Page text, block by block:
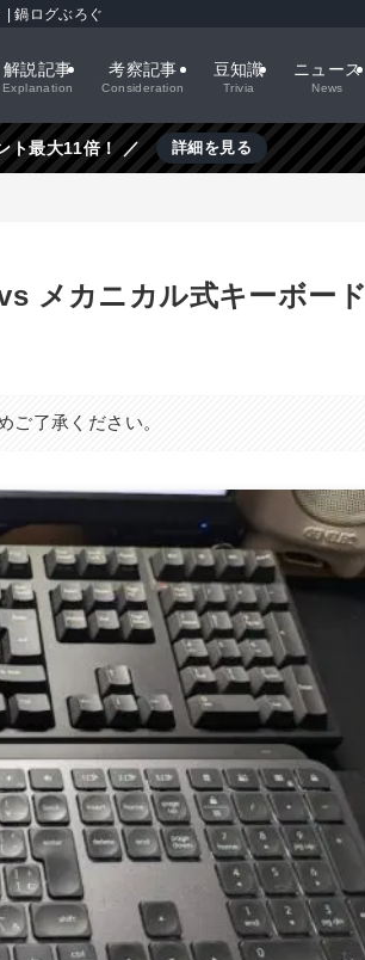
| 鍋ログぶろぐ
解説記事
Explanation
考察記事
Consideration
豆知識
Trivia
ニュース
News
ト最大11倍！ ／ 詳細を見る
メカニカル式キーボード
ご了承ください。